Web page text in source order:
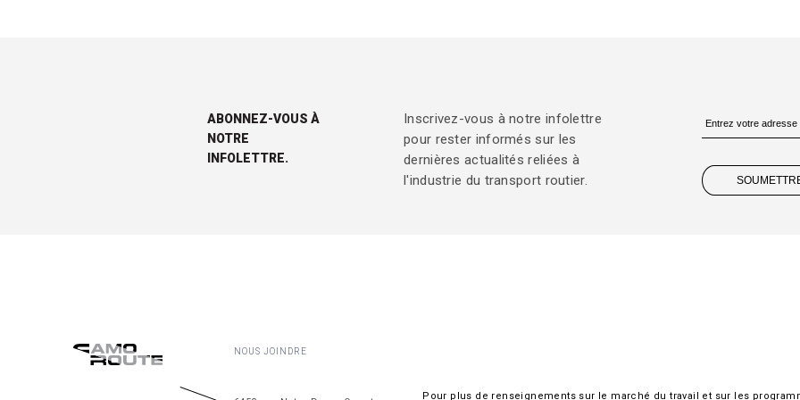
ABONNEZ-VOUS À
NOTRE
INFOLETTRE.
Inscrivez-vous à notre infolettre
pour rester informés sur les
dernières actualités reliées à
l'industrie du transport routier.
NOUS JOINDRE
Pour plus de renseignements sur le marché du travail et sur les